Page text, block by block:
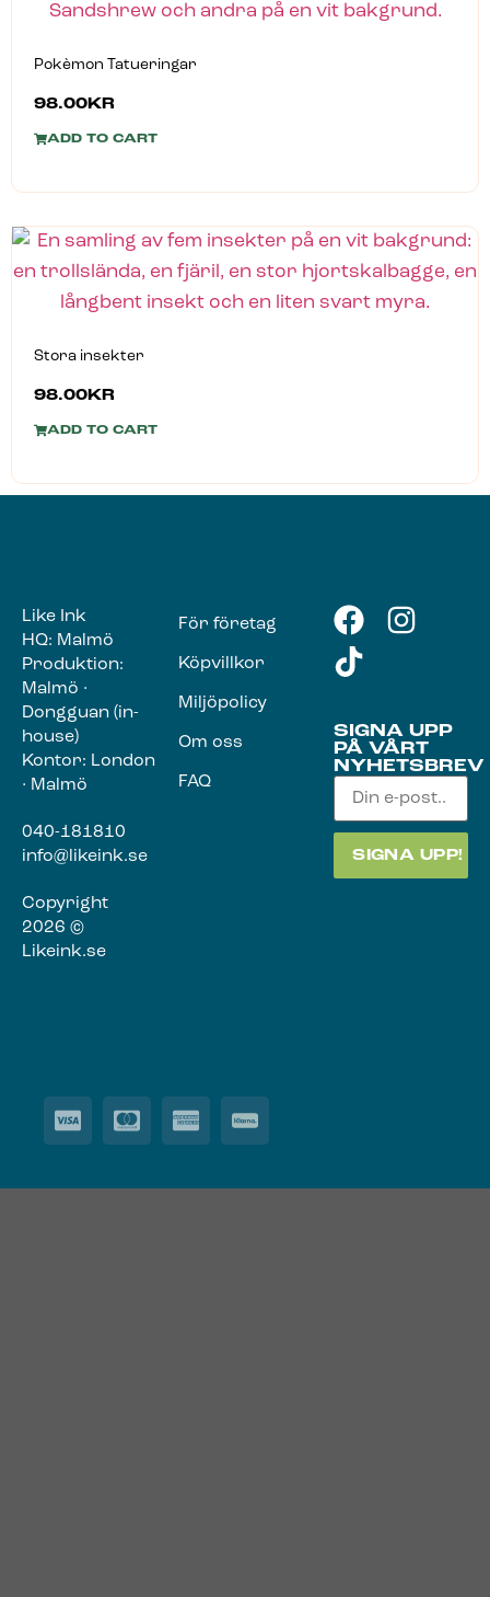
Pokèmon Tatueringar
98.00KR
ADD TO CART
Stora insekter
98.00KR
ADD TO CART
Like Ink
HQ: Malmö
Produktion:
Malmö ·
Dongguan (in-
house)
Kontor: London
· Malmö
040-181810
info@likeink.se
Copyright
2026 ©
Likeink.se
För företag
Köpvillkor
Miljöpolicy
Om oss
FAQ
SIGNA UPP
PÅ VÅRT
NYHETSBREV